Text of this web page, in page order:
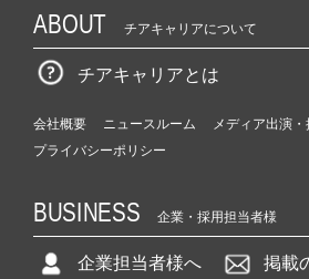
ABOUT チアキャリアについて
チアキャリアとは
会社概要 ニュースルーム
メディア出演・
プライバシーポリシー
BUSINESS 企業・採用担当者様
企業担当者様へ 掲載